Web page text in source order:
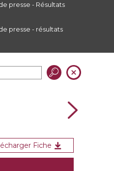
presse - Résultats
presse - résultats
Fiche